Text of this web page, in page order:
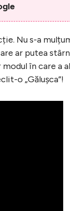
Nu s-a
ar putea
în care a
o „Gălușca”!